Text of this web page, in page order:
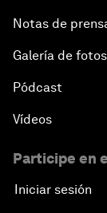
Notas de
Galería de fotos
Pódcast
Vídeos
Participe en
Iniciar sesión